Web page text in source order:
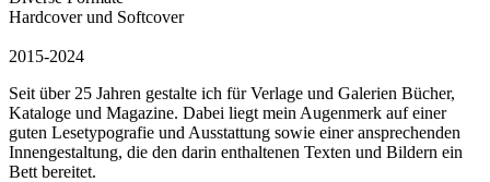
Hardcover und Softcover
2015-2024
Seit über 25 Jahren gestalte ich für Verlage und Galerien Bücher,
Kataloge und Magazine. Dabei liegt mein Augenmerk auf einer
guten Lesetypografie und Ausstattung sowie einer ansprechenden
Innengestaltung, die den darin enthaltenen Texten und Bildern ein
Bett bereitet.